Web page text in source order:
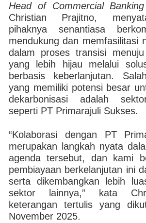
Head of Commercial Banking
Christian Prajitno,
pihaknya senantiasa
mendukung dan memfasilitasi
dalam proses transisi
yang lebih hijau melalui
berbasis keberlanjutan.
yang memiliki potensi besar
dekarbonisasi adalah
seperti PT Primarajuli Sukses.
“Kolaborasi dengan PT
merupakan langkah nyata
agenda tersebut, dan kami
pembiayaan berkelanjutan ini
serta dikembangkan lebih
sektor lainnya,” kata
keterangan tertulis yang
November 2025.